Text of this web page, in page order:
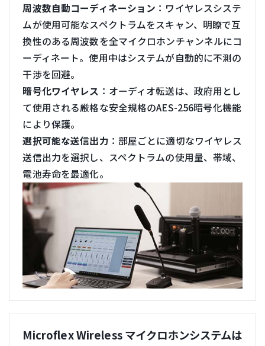
周波数自動コーディネーション ：ワイヤレスシステ
ムが使用可能なスペクトラムをスキャン、明瞭で互
換性のある周波数を全マイクロホンチャンネルにコ
ーディネート。使用中はシステムが自動的に不測の
干渉を回避。
暗号化ワイヤレス ：オーディオ転送は、政府用とし
て使用される厳格な安全規格のAES-256暗号化機能
により保護。
選択可能な送信出力 ：部屋ごとに適切なワイヤレス
送信出力を選択し、スペクトラムの使用量、帯域、
電池寿命を最適化。
Microflex Wireless マイクロホンシステムは